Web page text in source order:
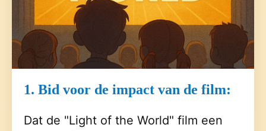
1. Bid voor de impact van de film:
Dat de "Light of the World" film een